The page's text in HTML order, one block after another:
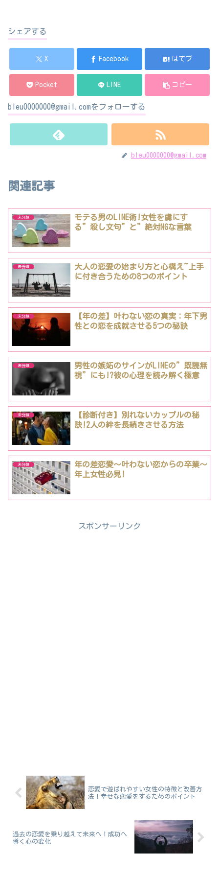
シェアする
X Facebook はてブ
Pocket LINE コピー
bleu0000000@gmail.comをフォローする
bleu0000000@gmail.com
関連記事
未分類
モテる男のLINE術!女性を虜にす
る”殺し文句”と”絶対NGな言葉
未分類
大人の恋愛の始まり方と心構え~上手
に付き合うための8つのポイント
未分類
【年の差】叶わない恋の真実：年下男
性との恋を成就させる5つの秘訣
未分類
男性の嫉妬のサインがLINEの”既読無
視”にも!?彼の心理を読み解く極意
未分類
【診断付き】別れないカップルの秘
訣!2人の絆を長続きさせる方法
未分類
年の差恋愛〜叶わない恋からの卒業〜
年上女性必見!
スポンサーリンク
恋愛で遊ばれやすい女性の特徴と改善方
法！幸せな恋愛をするためのポイント
過去の恋愛を乗り越えて未来へ！成功へ
導く心の変化